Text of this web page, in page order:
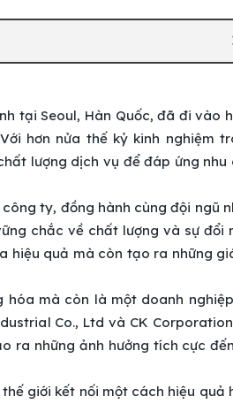
tại Seoul, Hàn Quốc, đã đi vào
hơn nửa thế kỷ kinh nghiệm
lượng dịch vụ để đáp ứng nhu
ty, đồng hành cùng đội ngũ
chắc về chất lượng và sự đổi
hiệu quả mà còn tạo ra những
hóa mà còn là một doanh
Co., Ltd và CK
ra những ảnh hưởng tích cực
giới kết nối một cách hiệu quả